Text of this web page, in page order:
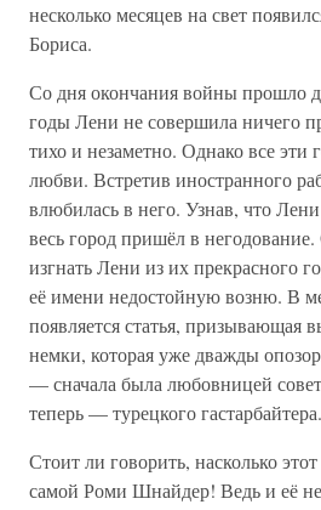
несколько месяцев на свет
Бориса.
Со дня окончания войны прошло
годы Лени не совершила ничего
тихо и незаметно. Однако все эти
любви. Встретив иностранного
влюбилась в него. Узнав, что
весь город пришёл в
изгнать Лени из их прекрасного
её имени недостойную возню. В
появляется статья, призывающая
немки, которая уже дважды
— сначала была любовницей
теперь — турецкого гастарбайтера.
Стоит ли говорить, насколько
самой Роми Шнайдер! Ведь и её